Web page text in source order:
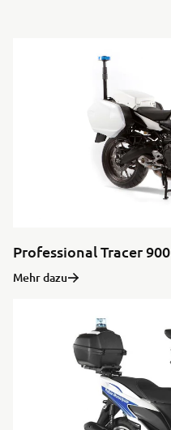
Professional Tracer 900
Mehr dazu